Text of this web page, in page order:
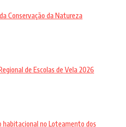
Conservação da Natureza
de Escolas de Vela 2026
no Loteamento dos